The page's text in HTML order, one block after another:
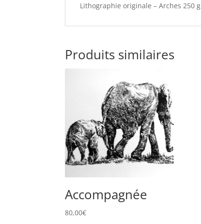
Lithographie originale – Arches 250 g
Produits similaires
Accompagnée
80,00€